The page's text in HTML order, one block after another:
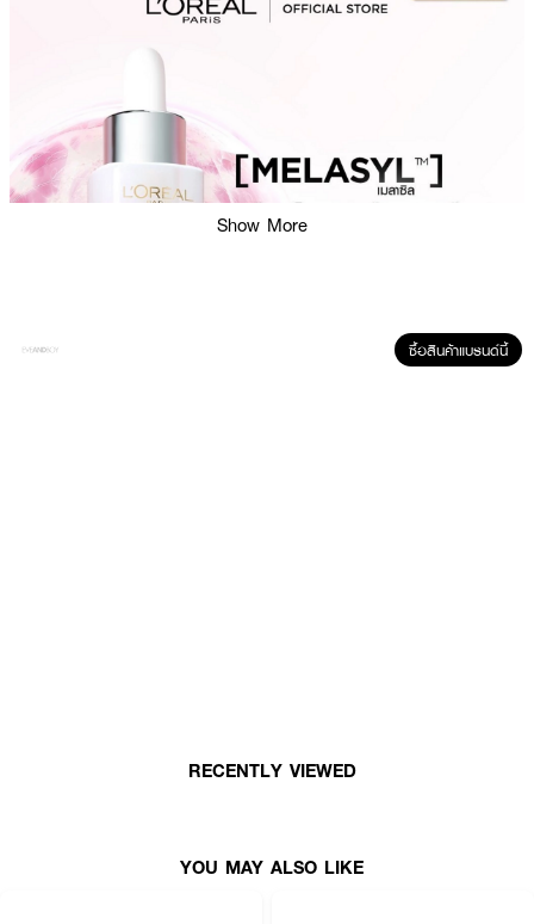
Show More
ซื้อสินค้าแบรนด์นี้
RECENTLY VIEWED
YOU MAY ALSO LIKE